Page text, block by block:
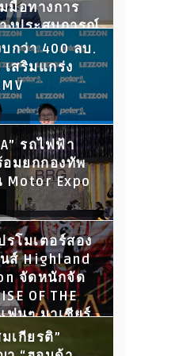
มือทางการ
งประสบการณ์
ดประตูสู่โลก
ต
กว่า 400 ลบ.
สริมแกร่ง
รถไฟฟ้า
มยกกองทัพ
Motor Expo
โมเตอร์สอง
ส์ Highland
จัดหนักจัด
OF THE
ฟนๆ มาเชียร์
ามพลาด!
เกียรติ”